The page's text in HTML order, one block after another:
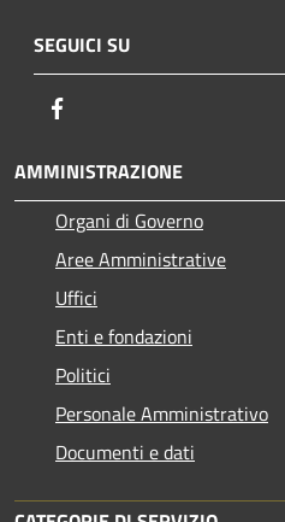
SEGUICI SU
AMMINISTRAZIONE
Organi di Governo
Aree Amministrative
Uffici
Enti e fondazioni
Politici
Personale Amministrativo
Documenti e dati